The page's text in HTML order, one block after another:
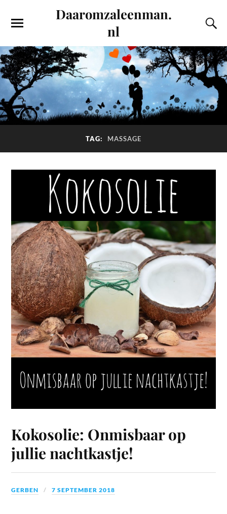
Daaromzaleenman.
nl
TAG: MASSAGE
Kokosolie: Onmisbaar op
jullie nachtkastje!
GERBEN 7 SEPTEMBER 2018